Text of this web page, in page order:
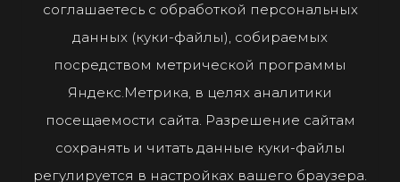
соглашаетесь с обработкой персональных
данных (куки-файлы), собираемых
посредством метрической программы
Яндекс.Метрика, в целях аналитики
посещаемости сайта. Разрешение сайтам
сохранять и читать данные куки-файлы
регулируется в настройках вашего браузера.